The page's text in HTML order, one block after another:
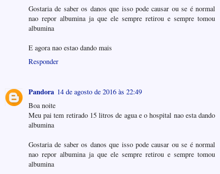
Gostaria de saber os danos que isso pode causar ou se é normal
nao repor albumina ja que ele sempre retirou e sempre tomou
albumina
E agora nao estao dando mais
Responder
Pandora 14 de agosto de 2016 às 22:49
Boa noite
Meu pai tem retirado 15 litros de agua e o hospital nao esta dando
albumina
Gostaria de saber os danos que isso pode causar ou se é normal
nao repor albumina ja que ele sempre retirou e sempre tomou
albumina